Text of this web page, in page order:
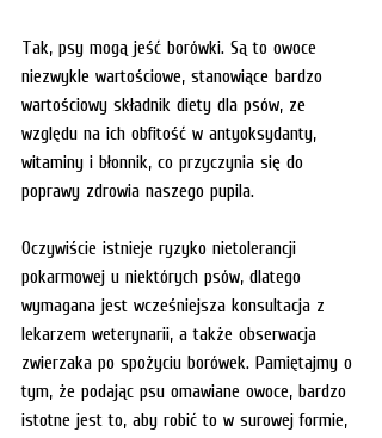
Tak, psy mogą jeść borówki. Są to owoce
niezwykle wartościowe, stanowiące bardzo
wartościowy składnik diety dla psów, ze
względu na ich obfitość w antyoksydanty,
witaminy i błonnik, co przyczynia się do
poprawy zdrowia naszego pupila.
Oczywiście istnieje ryzyko nietolerancji
pokarmowej u niektórych psów, dlatego
wymagana jest wcześniejsza konsultacja z
lekarzem weterynarii, a także obserwacja
zwierzaka po spożyciu borówek. Pamiętajmy o
tym, że podając psu omawiane owoce, bardzo
istotne jest to, aby robić to w surowej formie,